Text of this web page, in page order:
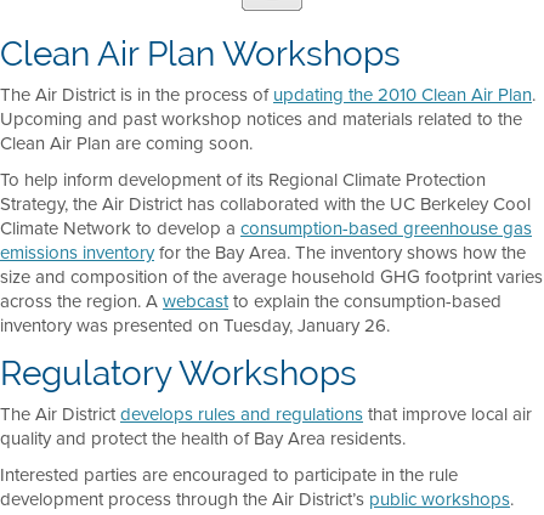
Clean Air Plan Workshops
The Air District is in the process ofupdating the 2010 Clean Air Plan.
Upcoming and past workshop notices and materials related to the
Clean Air Plan are coming soon.
To help inform development of its Regional Climate Protection
Strategy, the Air District has collaborated with the UC Berkeley Cool
Climate Network to develop a consumption-based greenhouse gas
emissions inventoryfor the Bay Area. The inventory shows how the
size and composition of the average household GHG footprint varies
across the region. Awebcastto explain the consumption-based
inventory was presented on Tuesday, January 26.
Regulatory Workshops
The Air Districtdevelops rules and regulationsthat improve local air
quality and protect the health of Bay Area residents.
Interested parties are encouraged to participate in the rule
development process through the Air District’s public workshops.